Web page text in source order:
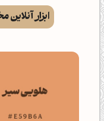
ابزار